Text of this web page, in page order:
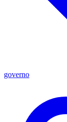
governo